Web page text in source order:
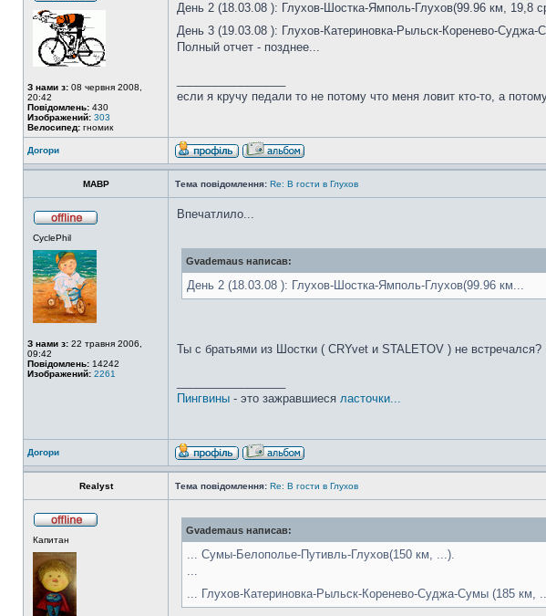
З нами з: 08 червня 2008,
20:42
Повідомлень: 430
Изображений: 303
Велосипед: гномик
День 2 (18.03.08 ): Глухов-Шостка-Ямполь-Глухов(99.96 км, 19,8
День 3 (19.03.08 ): Глухов-Катериновка-Рыльск-Коренево-
Полный отчет - позднее...
если я кручу педали то не потому что меня ловит кто-то, а
Догори
MABP Тема повідомлення: Re: В гости в Глухов
CyclePhil
З нами з: 22 травня 2006,
09:42
Повідомлень: 14242
Изображений: 2261
Впечатлило...
Gvademaus написав:
День 2 (18.03.08 ): Глухов-Шостка-Ямполь-Глухов(99.96 км...
Ты с братьями из Шостки ( CRYvet и STALETOV ) не встречался?
Пингвины - это зажравшиеся ласточки...
Догори
Realyst Тема повідомлення: Re: В гости в Глухов
Капитан
Gvademaus написав:
... Сумы-Белополье-Путивль-Глухов(150 км, ...).
...
... Глухов-Катериновка-Рыльск-Коренево-Суджа-Сумы (185 км,